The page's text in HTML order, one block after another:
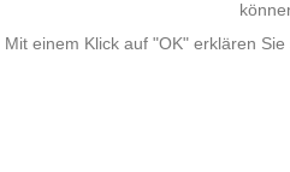
Mit einem Klick auf "OK" erklären